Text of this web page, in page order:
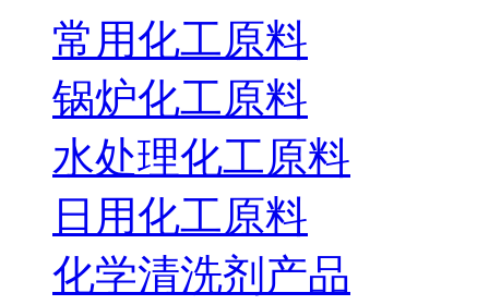
常用化工原料
锅炉化工原料
水处理化工原料
日用化工原料
化学清洗剂产品